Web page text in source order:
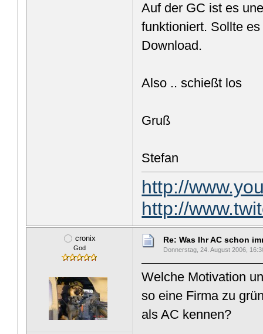
Auf der GC ist es
funktioniert. Sollte
Download.
Also .. schießt los
Gruß
Stefan
http://
http://
cronix
God
Re: Was Ihr AC schon
Donnerstag, 24. August 2006,
Welche Motivation
so eine Firma zu
als AC kennen?